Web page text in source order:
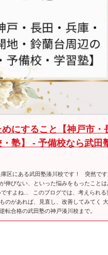
にすること【神戸市・
塾】 - 予備校なら武田
区にある武田塾湊川校です！ 突然です
伸びない、といった悩みをもったことは
すよね... このブログでは、考えられる
のがあれば、見直し、改善してみてく
転合格の武田塾の神戸湊川校まで。